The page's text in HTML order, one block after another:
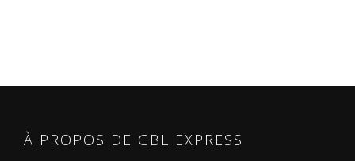
À PROPOS DE GBL EXPRESS